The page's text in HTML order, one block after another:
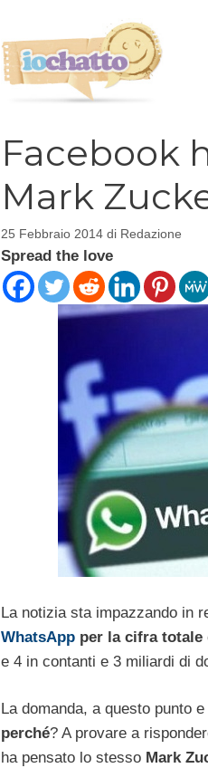
Facebook
Mark
25 Febbraio 2014 di Redazione
Spread the love
La notizia sta impazzando in
WhatsApp per la cifra
e 4 in contanti e 3 miliardi di
La domanda, a questo punto
perché? A provare a
ha pensato lo stesso Mark